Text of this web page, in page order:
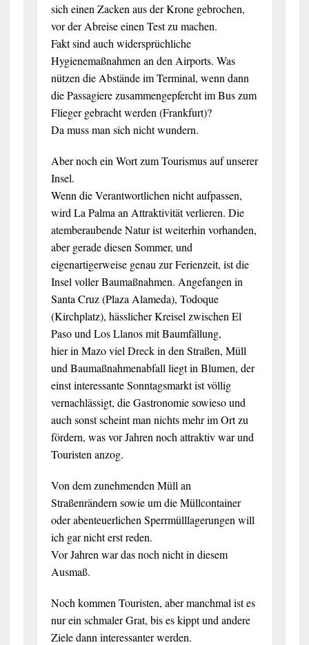
sich einen Zacken aus der Krone gebrochen,
vor der Abreise einen Test zu machen.
Fakt sind auch widersprüchliche
Hygienemaßnahmen an den Airports. Was
nützen die Abstände im Terminal, wenn dann
die Passagiere zusammengepfercht im Bus zum
Flieger gebracht werden (Frankfurt)?
Da muss man sich nicht wundern.
Aber noch ein Wort zum Tourismus auf unserer
Insel.
Wenn die Verantwortlichen nicht aufpassen,
wird La Palma an Attraktivität verlieren. Die
atemberaubende Natur ist weiterhin vorhanden,
aber gerade diesen Sommer, und
eigenartigerweise genau zur Ferienzeit, ist die
Insel voller Baumaßnahmen. Angefangen in
Santa Cruz (Plaza Alameda), Todoque
(Kirchplatz), hässlicher Kreisel zwischen El
Paso und Los Llanos mit Baumfällung,
hier in Mazo viel Dreck in den Straßen, Müll
und Baumaßnahmenabfall liegt in Blumen, der
einst interessante Sonntagsmarkt ist völlig
vernachlässigt, die Gastronomie sowieso und
auch sonst scheint man nichts mehr im Ort zu
fördern, was vor Jahren noch attraktiv war und
Touristen anzog.
Von dem zunehmenden Müll an
Straßenrändern sowie um die Müllcontainer
oder abenteuerlichen Sperrmülllagerungen will
ich gar nicht erst reden.
Vor Jahren war das noch nicht in diesem
Ausmaß.
Noch kommen Touristen, aber manchmal ist es
nur ein schmaler Grat, bis es kippt und andere
Ziele dann interessanter werden.